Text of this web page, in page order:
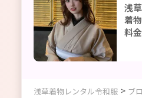
浅
着
料
浅草着物レンタル令和服> ブ